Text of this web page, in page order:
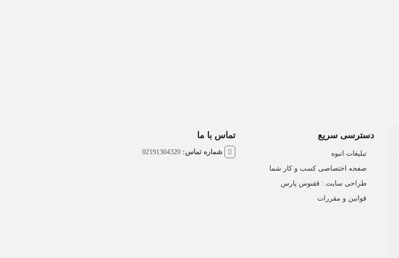
دسترسی سریع
تبلیغات انبوه
صفحه اختصاصی کسب و کار شما
طراحی سایت :‌ ققنوس پارس
قوانین و مقررات
تماس با ما
شماره تماس: 02191304320